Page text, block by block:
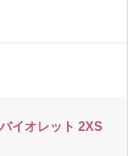
イオレット 2XS